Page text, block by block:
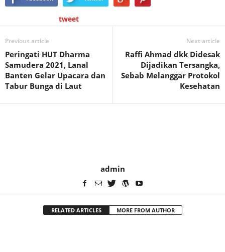
tweet
Previous article
Peringati HUT Dharma
Samudera 2021, Lanal
Banten Gelar Upacara dan
Tabur Bunga di Laut
Next article
Raffi Ahmad dkk Didesak
Dijadikan Tersangka,
Sebab Melanggar Protokol
Kesehatan
admin
RELATED ARTICLES MORE FROM AUTHOR